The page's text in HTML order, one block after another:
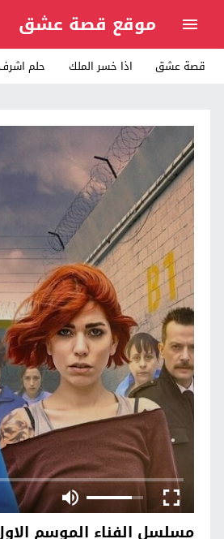
موقع قصة عشق
قصة عشق اذا خسر الملك حلم
مسلسل الفناء الموسم الاول الحلقة